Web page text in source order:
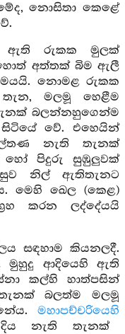
නොසිතා කෙළේ
ඇති රුකක මුලක්
අත්තක් බිම ඇලී
නොමළ රුකක
මලමූ හෙළීම
බලන්නහුගෙන්ම
වේ. එහෙයින්
නැති තැනක්
පිදුරු සුඹුලුවක්
නිල් ඇතිතැනට
මෙහි ඛෙල (කෙළ)
කරන ලද්දේයයි
සඳහාම කියනලදී.
මුහුදු ආදියෙහි ඇති
කල්හි හාත්පසින්
බලත්ම මලමූ
මහාපච්චරියෙහි
දිය නැති තැනක්